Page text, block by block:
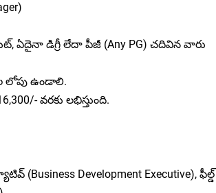
ఏదైనా డిగ్రీ లేదా పీజీ (Any PG) చదివిన వారు
లోపు ఉండాలి.
వరకు లభిస్తుంది.
(Business Development Executive), ఫీల్డ్